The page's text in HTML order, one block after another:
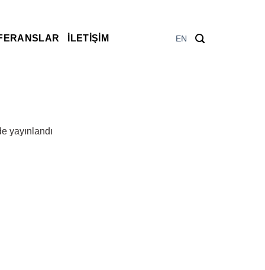
İLETIŞIM EN
yayınlandı